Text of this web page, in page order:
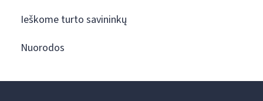
Ieškome turto savininkų
Nuorodos